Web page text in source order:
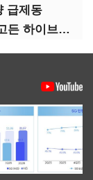
급제동
독일차 넘은 현대차 ‘뚝심’…캐즘 파고든 하이브리드 역전극